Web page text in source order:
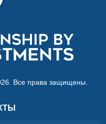
Все права защищены.